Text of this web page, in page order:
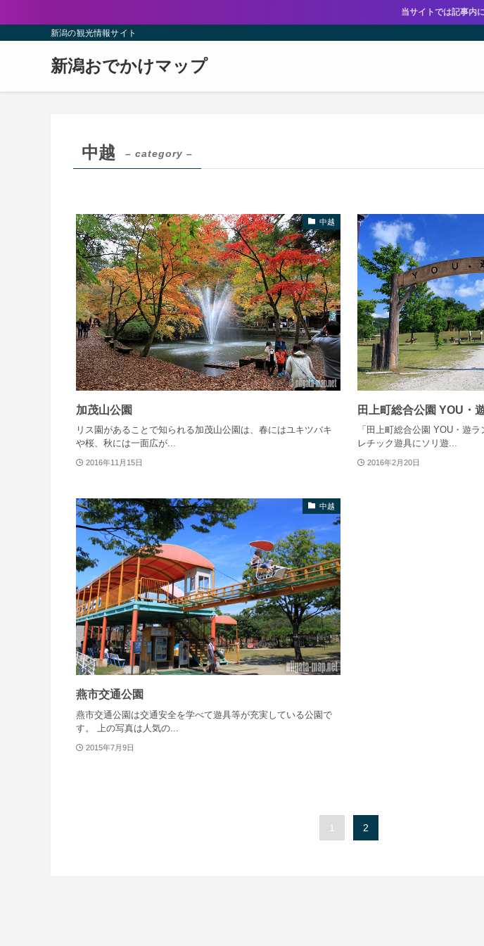
当サイトでは記事内
新潟の観光情報サイト
新潟おでかけマップ
中越 – category –
中越
加茂山公園
リス園があることで知られる加茂山公園は、春にはユキツバキ
や桜、秋には一面広が...
2016年11月15日
田上町総合公園 YOU・
「田上町総合公園 YOU・遊
レチック遊具にソリ遊...
2016年2月20日
中越
燕市交通公園
燕市交通公園は交通安全を学べて遊具等が充実している公園で
す。 上の写真は人気の...
2015年7月9日
1 2